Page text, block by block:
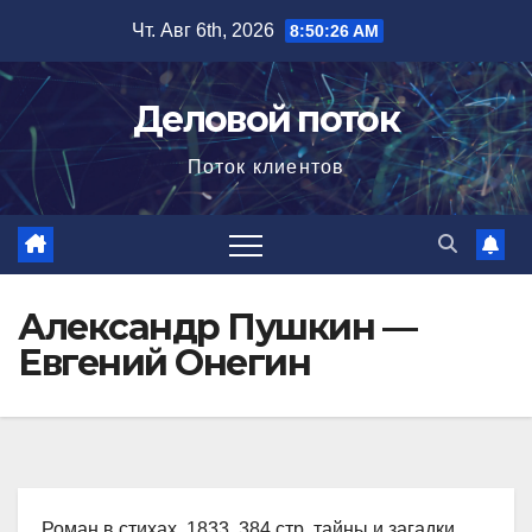
содержимому
Чт. Авг 6th, 2026 8:50:27 AM
Деловой поток
Поток клиентов
Александр Пушкин —
Евгений Онегин